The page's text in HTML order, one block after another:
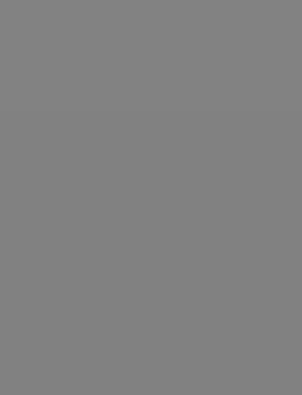
Weiterbildung
PC-COLLEGE zu
Österreich und der Schweiz
in sozialen Netzwerken.
für Qualität. Wir danken
und Seminare gestalten,
Training